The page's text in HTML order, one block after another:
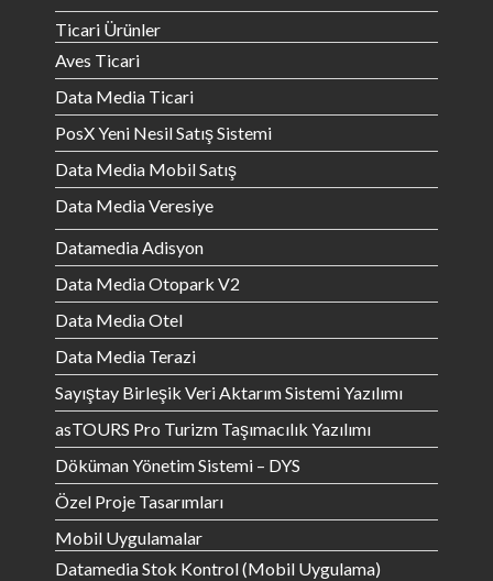
Ticari Ürünler
Aves Ticari
Data Media Ticari
PosX Yeni Nesil Satış Sistemi
Data Media Mobil Satış
Data Media Veresiye
Datamedia Adisyon
Data Media Otopark V2
Data Media Otel
Data Media Terazi
Sayıştay Birleşik Veri Aktarım Sistemi Yazılımı
asTOURS Pro Turizm Taşımacılık Yazılımı
Döküman Yönetim Sistemi – DYS
Özel Proje Tasarımları
Mobil Uygulamalar
Datamedia Stok Kontrol (Mobil Uygulama)